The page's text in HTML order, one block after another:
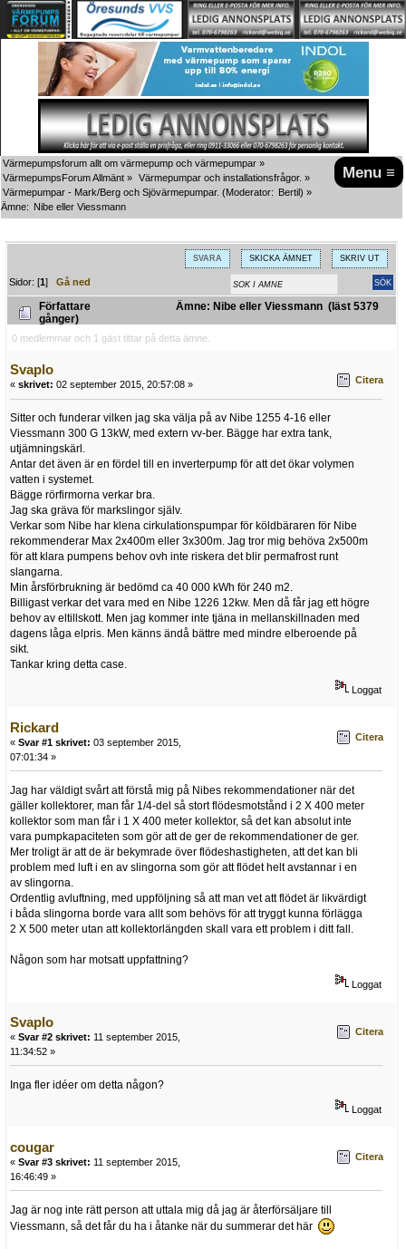
Menu ≡
Värmepumpsforum allt om värmepump och värmepumpar »
VärmepumpsForum Allmänt » Värmepumpar och installationsfrågor. »
Värmepumpar - Mark/Berg och Sjövärmepumpar. (Moderator: Bertil) »
Ämne: Nibe eller Viessmann
SVARA SKICKA ÄMNET SKRIV UT
Sidor: [1]Gå ned
Författare
Ämne: Nibe eller Viessmann (läst 5379
gånger)
0 medlemmar och 1 gäst tittar på detta ämne.
Svaplo
« skrivet: 02 september 2015, 20:57:08 » Citera
Sitter och funderar vilken jag ska välja på av Nibe 1255 4-16 eller
Viessmann 300 G 13kW, med extern vv-ber. Bägge har extra tank,
utjämningskärl.
Antar det även är en fördel till en inverterpump för att det ökar volymen
vatten i systemet.
Bägge rörfirmorna verkar bra.
Jag ska gräva för markslingor själv.
Verkar som Nibe har klena cirkulationspumpar för köldbäraren för Nibe
rekommenderar Max 2x400m eller 3x300m. Jag tror mig behöva 2x500m
för att klara pumpens behov ovh inte riskera det blir permafrost runt
slangarna.
Min årsförbrukning är bedömd ca 40 000 kWh för 240 m2.
Billigast verkar det vara med en Nibe 1226 12kw. Men då får jag ett högre
behov av eltillskott. Men jag kommer inte tjäna in mellanskillnaden med
dagens låga elpris. Men känns ändå bättre med mindre elberoende på
sikt.
Tankar kring detta case.
Loggat
Rickard
« Svar #1 skrivet: 03 september 2015,
07:01:34 »
Citera
Jag har väldigt svårt att förstå mig på Nibes rekommendationer när det
gäller kollektorer, man får 1/4-del så stort flödesmotstånd i 2 X 400 meter
kollektor som man får i 1 X 400 meter kollektor, så det kan absolut inte
vara pumpkapaciteten som gör att de ger de rekommendationer de ger.
Mer troligt är att de är bekymrade över flödeshastigheten, att det kan bli
problem med luft i en av slingorna som gör att flödet helt avstannar i en
av slingorna.
Ordentlig avluftning, med uppföljning så att man vet att flödet är likvärdigt
i båda slingorna borde vara allt som behövs för att tryggt kunna förlägga
2 X 500 meter utan att kollektorlängden skall vara ett problem i ditt fall.
Någon som har motsatt uppfattning?
Loggat
Svaplo
« Svar #2 skrivet: 11 september 2015,
11:34:52 »
Citera
Inga fler idéer om detta någon?
Loggat
cougar
« Svar #3 skrivet: 11 september 2015,
16:46:49 »
Citera
Jag är nog inte rätt person att uttala mig då jag är återförsäljare till
Viessmann, så det får du ha i åtanke när du summerar det här